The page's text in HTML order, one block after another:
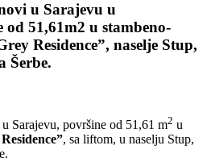
u Sarajevu u
51,61m2 u stambeno-
Residence”, naselje Stup,
Šerbe.
Sarajevu, površine od 51,61 m2 u
, sa liftom, u naselju Stup,